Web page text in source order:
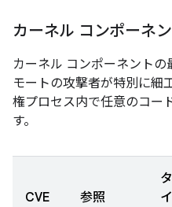
カーネル コンポーネ
カーネル コンポーネント
モートの攻撃者が特別に細
権プロセス内で任意のコー
す。
CVE 参照
タ
イ